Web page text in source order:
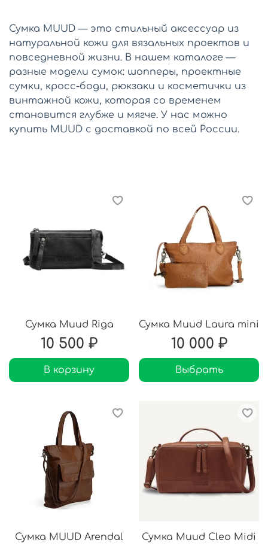
Сумка MUUD — это стильный аксессуар из
натуральной кожи для вязальных проектов и
повседневной жизни. В нашем каталоге —
разные модели сумок: шопперы, проектные
сумки, кросс-боди, рюкзаки и косметички из
винтажной кожи, которая со временем
становится глубже и мягче. У нас можно
купить MUUD с доставкой по всей России.
Сумка Muud Riga
10 500 ₽
В корзину
Сумка Muud Laura mini
10 000 ₽
Выбрать
Сумка MUUD Arendal Сумка Muud Cleo Midi